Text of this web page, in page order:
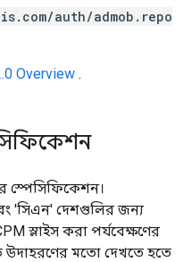
auth/admob.repo
Overview .
স্পেসিফিকেশন।
'সিএন' দেশগুলির জন্য
স্লাইস করা পর্যবেক্ষণের
উদাহরণের মতো দেখতে হতে